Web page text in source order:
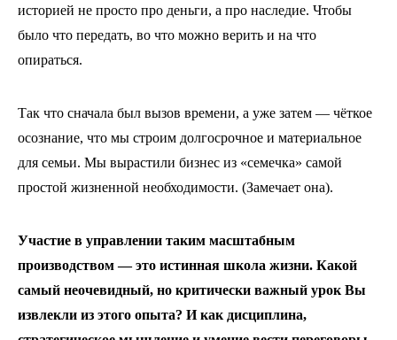
историей не просто про деньги, а про наследие. Чтобы
было что передать, во что можно верить и на что
опираться.
Так что сначала был вызов времени, а уже затем — чёткое
осознание, что мы строим долгосрочное и материальное
для семьи. Мы вырастили бизнес из «семечка» самой
простой жизненной необходимости. (Замечает она).
Участие в управлении таким масштабным
производством — это истинная школа жизни. Какой
самый неочевидный, но критически важный урок Вы
извлекли из этого опыта? И как дисциплина,